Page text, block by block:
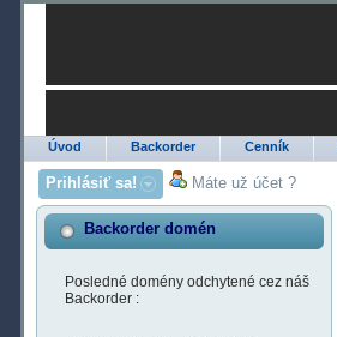
Úvod Backorder Cenník
Prihlásiť sa! Máte už účet ?
Backorder domén
Posledné domény odchytené cez náš
Backorder :